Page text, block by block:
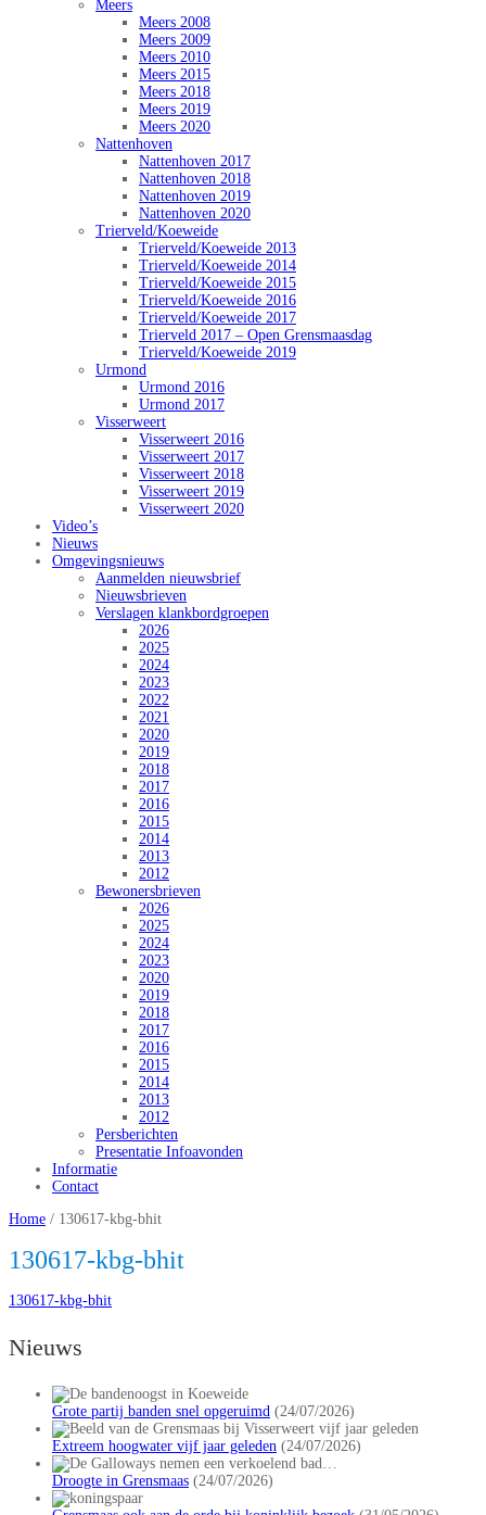
Meers
Meers 2008
Meers 2009
Meers 2010
Meers 2015
Meers 2018
Meers 2019
Meers 2020
Nattenhoven
Nattenhoven 2017
Nattenhoven 2018
Nattenhoven 2019
Nattenhoven 2020
Trierveld/Koeweide
Trierveld/Koeweide 2013
Trierveld/Koeweide 2014
Trierveld/Koeweide 2015
Trierveld/Koeweide 2016
Trierveld/Koeweide 2017
Trierveld 2017 – Open Grensmaasdag
Trierveld/Koeweide 2019
Urmond
Urmond 2016
Urmond 2017
Visserweert
Visserweert 2016
Visserweert 2017
Visserweert 2018
Visserweert 2019
Visserweert 2020
Video’s
Nieuws
Omgevingsnieuws
Aanmelden nieuwsbrief
Nieuwsbrieven
Verslagen klankbordgroepen
2026
2025
2024
2023
2022
2021
2020
2019
2018
2017
2016
2015
2014
2013
2012
Bewonersbrieven
2026
2025
2024
2023
2020
2019
2018
2017
2016
2015
2014
2013
2012
Persberichten
Presentatie Infoavonden
Informatie
Contact
Home / 130617-kbg-bhit
130617-kbg-bhit
130617-kbg-bhit
Nieuws
Grote partij banden snel opgeruimd (24/07/2026)
Extreem hoogwater vijf jaar geleden (24/07/2026)
Droogte in Grensmaas (24/07/2026)